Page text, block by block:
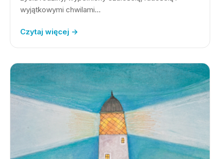
wyjątkowymi chwilami…
Czytaj więcej →